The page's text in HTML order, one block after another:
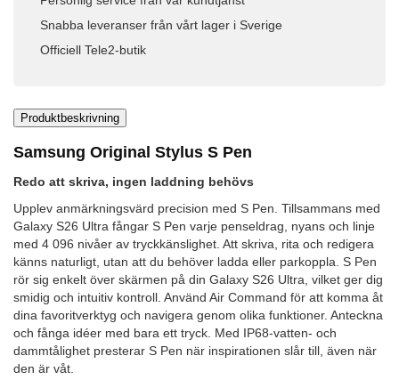
Snabba leveranser från vårt lager i Sverige
Officiell Tele2-butik
Produktbeskrivning
Samsung Original Stylus S Pen
Redo att skriva, ingen laddning behövs
Upplev anmärkningsvärd precision med S Pen. Tillsammans med
Galaxy S26 Ultra fångar S Pen varje penseldrag, nyans och linje
med 4 096 nivåer av tryckkänslighet. Att skriva, rita och redigera
känns naturligt, utan att du behöver ladda eller parkoppla. S Pen
rör sig enkelt över skärmen på din Galaxy S26 Ultra, vilket ger dig
smidig och intuitiv kontroll. Använd Air Command för att komma åt
dina favoritverktyg och navigera genom olika funktioner. Anteckna
och fånga idéer med bara ett tryck. Med IP68-vatten- och
dammtålighet presterar S Pen när inspirationen slår till, även när
den är våt.